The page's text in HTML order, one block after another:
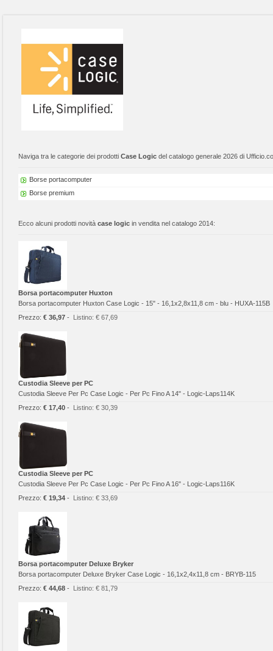
Naviga tra le categorie dei prodotti Case Logic del catalogo generale 2026 di
Borse portacomputer
Borse premium
Ecco alcuni prodotti novità case logic in vendita nel catalogo 2014:
Borsa portacomputer Huxton
Borsa portacomputer Huxton Case Logic - 15" - 16,1x2,8x11,8 cm - blu - HUXA-115B
Prezzo: € 36,97 - Listino: € 67,69
Custodia Sleeve per PC
Custodia Sleeve Per Pc Case Logic - Per Pc Fino A 14" - Logic-Laps114K
Prezzo: € 17,40 - Listino: € 30,39
Custodia Sleeve per PC
Custodia Sleeve Per Pc Case Logic - Per Pc Fino A 16" - Logic-Laps116K
Prezzo: € 19,34 - Listino: € 33,69
Borsa portacomputer Deluxe Bryker
Borsa portacomputer Deluxe Bryker Case Logic - 16,1x2,4x11,8 cm - BRYB-115
Prezzo: € 44,68 - Listino: € 81,79